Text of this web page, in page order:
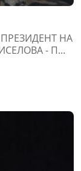
НА
- П...